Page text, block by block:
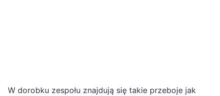
W dorobku zespołu znajdują się takie przeboje jak